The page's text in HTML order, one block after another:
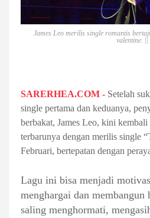
James Leo merilis single romantis
valentine. ||
SARERHEA.COM - Setelah
single pertama dan keduanya,
berbakat, James Leo, kini
terbarunya dengan merilis single
Februari, bertepatan dengan
Lagu ini bisa menjadi
menghargai dan membangun
saling menghormati,